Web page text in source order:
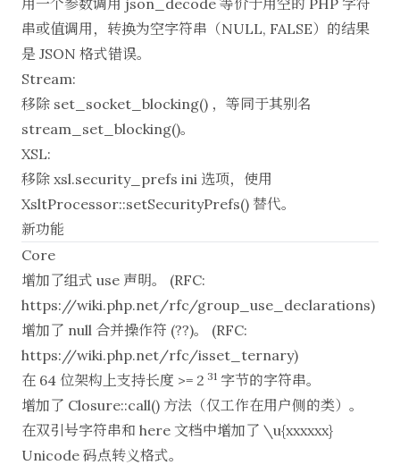
串或值调用，转换为空字符串（NULL, FALSE）的结果
是 JSON 格式错误。
Stream:
移除 set_socket_blocking() ，等同于其别名
stream_set_blocking()。
XSL:
移除 xsl.security_prefs ini 选项，使用
XsltProcessor::setSecurityPrefs() 替代。
新功能
Core
增加了组式 use 声明。 (RFC:
https://wiki.php.net/rfc/group_use_declarations)
增加了 null 合并操作符 (??)。 (RFC:
https://wiki.php.net/rfc/isset_ternary)
在 64 位架构上支持长度 >= 2 31 字节的字符串。
增加了 Closure::call() 方法（仅工作在用户侧的类）。
在双引号字符串和 here 文档中增加了 \u{xxxxxx}
Unicode 码点转义格式。